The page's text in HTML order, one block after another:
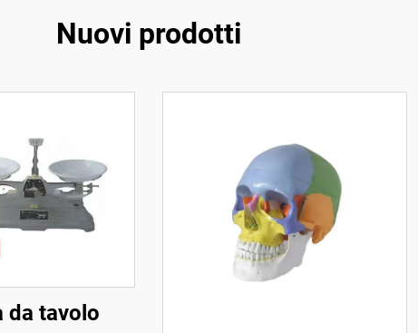
Nuovi prodotti
da tavolo